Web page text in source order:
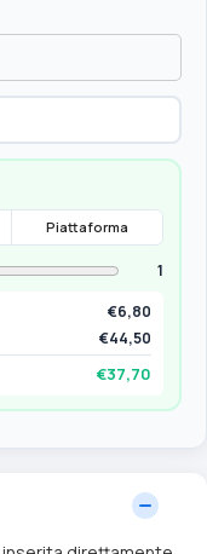
Piattaforma
1
€6,80
€44,50
€37,70